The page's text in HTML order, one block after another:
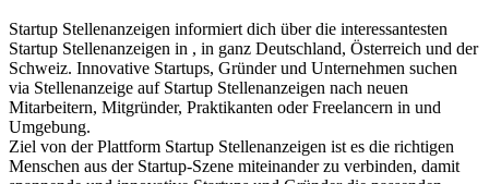
Startup Stellenanzeigen informiert dich über die interessantesten
Startup Stellenanzeigen in , in ganz Deutschland, Österreich und der
Schweiz. Innovative Startups, Gründer und Unternehmen suchen
via Stellenanzeige auf Startup Stellenanzeigen nach neuen
Mitarbeitern, Mitgründer, Praktikanten oder Freelancern in und
Umgebung.
Ziel von der Plattform Startup Stellenanzeigen ist es die richtigen
Menschen aus der Startup-Szene miteinander zu verbinden, damit